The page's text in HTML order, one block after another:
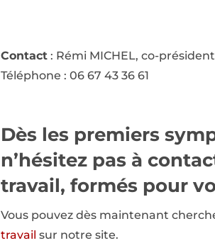
Contact: Rémi MICHEL, co-
Téléphone : 06 67 43 36 61
Dès les premiers
n’hésitez pas à
travail, formés pour
Vous pouvez dès maintenant
travail sur notre site.